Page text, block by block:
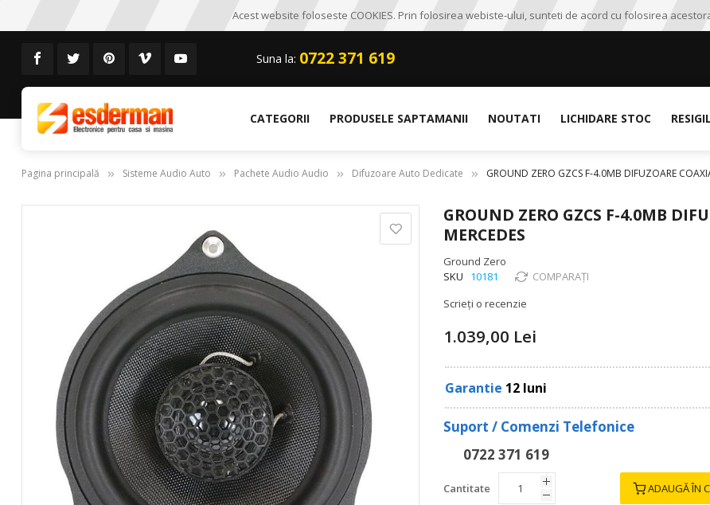
Acest website foloseste COOKIES. Prin folosirea webiste-ului, sunteti de acord cu folosirea
Suna la: 0722 371 619
CATEGORII PRODUSELE SAPTAMANII NOUTATI LICHIDARE STOC
Pagina principală Sisteme Audio Auto Pachete Audio Audio Difuzoare Auto Dedicate GROUND ZERO GZCS F-4.0MB DIFUZOARE
GROUND ZERO GZCS F-4.0MB
MERCEDES
Ground Zero
SKU
10181
COMPARAȚI
Scrieți o recenzie
1.039,00 Lei
Garantie 12 luni
Suport / Comenzi Telefonice
0722 371 619
Cantitate ADAUGĂ ÎN